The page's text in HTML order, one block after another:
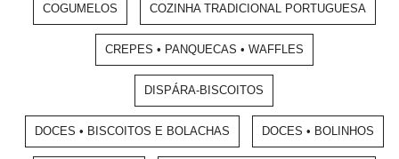
COGUMELOS COZINHA TRADICIONAL PORTUGUESA
CREPES • PANQUECAS • WAFFLES
DISPÁRA-BISCOITOS
DOCES • BISCOITOS E BOLACHAS DOCES • BOLINHOS